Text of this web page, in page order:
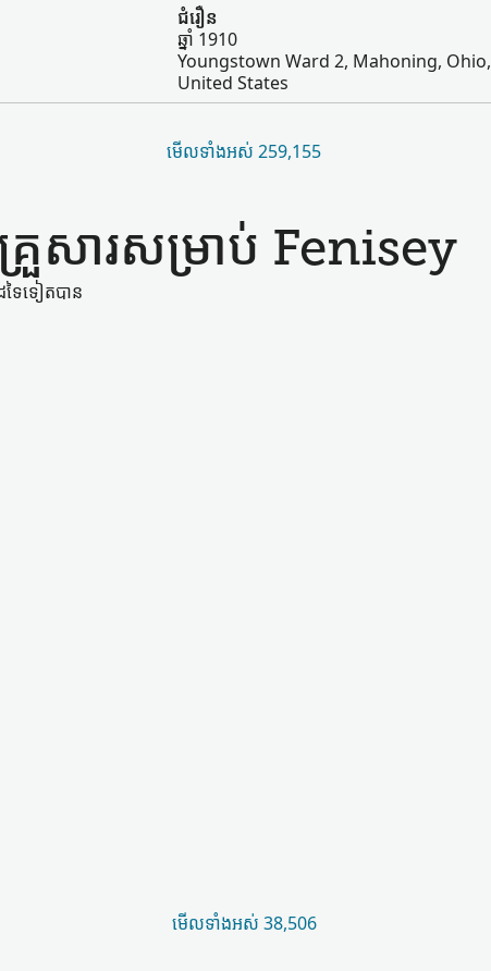
ជំរឿន
ឆ្នាំ 1910
Youngstown Ward 2, Mahoning, Ohio,
United States
មើល​ទាំងអស់ 259,155
រួសារ​សម្រាប់ Fenisey
ទៃ​ទៀត​បាន​
មើល​ទាំងអស់ 38,506